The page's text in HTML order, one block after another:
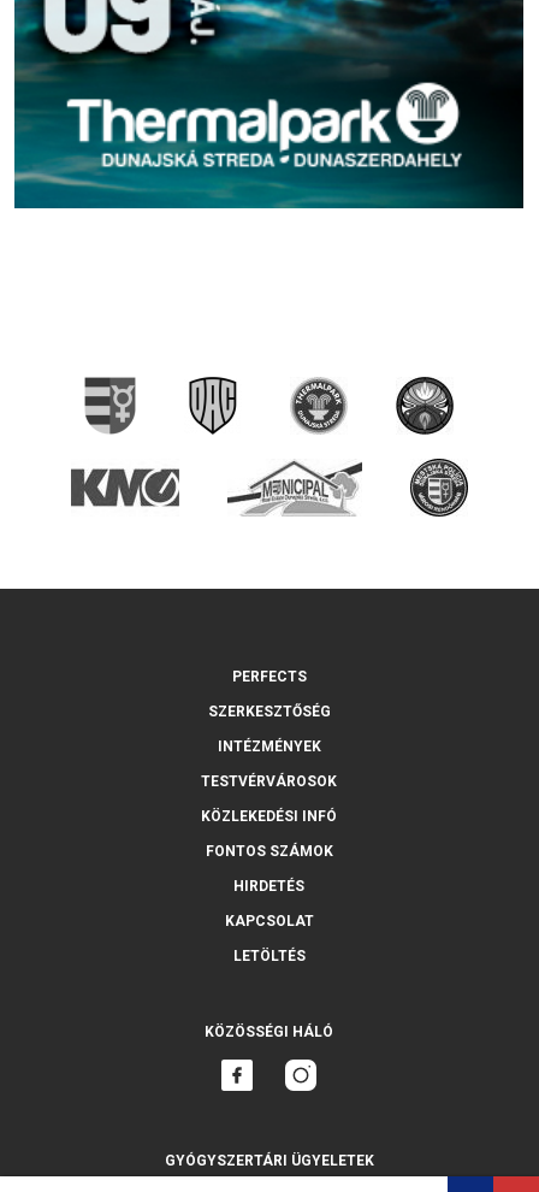
PERFECTS
SZERKESZTŐSÉG
INTÉZMÉNYEK
TESTVÉRVÁROSOK
KÖZLEKEDÉSI INFÓ
FONTOS SZÁMOK
HIRDETÉS
KAPCSOLAT
LETÖLTÉS
KÖZÖSSÉGI HÁLÓ
GYÓGYSZERTÁRI ÜGYELETEK